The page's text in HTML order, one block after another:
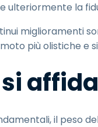
ulteriormente la
miglioramenti
più olistiche e
il peso